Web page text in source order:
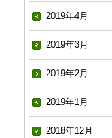
2019年4月
2019年3月
2019年2月
2019年1月
2018年12月